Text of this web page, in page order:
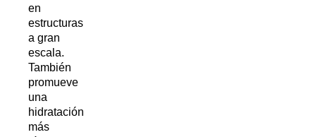
en
estructuras
a gran
escala.
También
promueve
una
hidratación
más